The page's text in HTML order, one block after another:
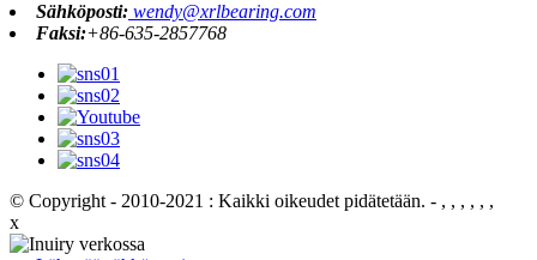
Sähköposti: wendy@xrlbearing.com
Faksi:+86-635-2857768
© Copyright - 2010-2021 : Kaikki oikeudet pidätetään. - , , , , , ,
x